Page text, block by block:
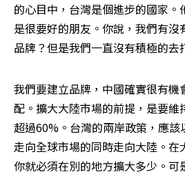
的心目中，台灣是個進步的國家。
是很要好的朋友。你說，我們有沒
品牌？但是我們一直沒有積極的去
我們要建立品牌，中國確實很有機
配。擴大大陸市場的前提，是要維
超過60%。台灣的兩岸政策，應該
走向全球市場的同時走向大陸。在
你就必須在別的地方擴大多少。可